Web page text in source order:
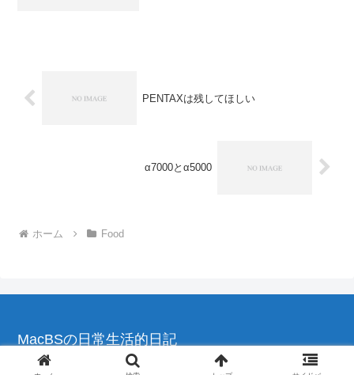
PENTAXは残してほしい
α7000とα5000
ホーム Food
MacBSの日常生活的日記
© 2004-2026 MacBSの日常生活的日記.